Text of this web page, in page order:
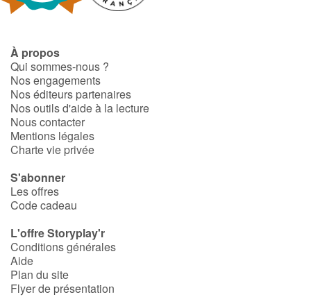
À propos
Qui sommes-nous ?
Nos engagements
Nos éditeurs partenaires
Nos outils d'aide à la lecture
Nous contacter
Mentions légales
Charte vie privée
S'abonner
Les offres
Code cadeau
L'offre Storyplay'r
Conditions générales
Aide
Plan du site
Flyer de présentation